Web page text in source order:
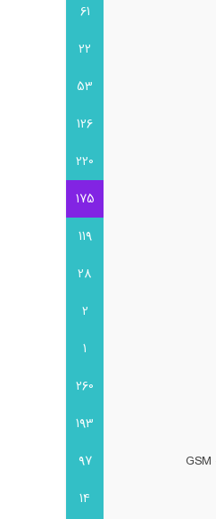
61
22
53
126
220
175
119
28
2
1
260
193
97
14